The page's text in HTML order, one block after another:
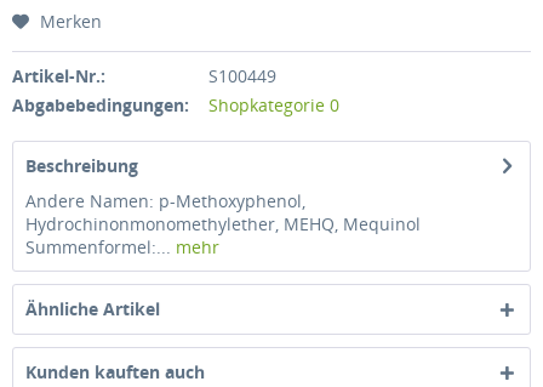
Merken
Artikel-Nr.:
S100449
Abgabebedingungen:
Shopkategorie 0
Beschreibung
Andere Namen: p-Methoxyphenol,
Hydrochinonmonomethylether, MEHQ, Mequinol
Summenformel:... mehr
Ähnliche Artikel
Kunden kauften auch